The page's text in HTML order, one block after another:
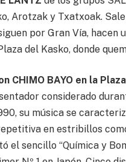
Arotzak y Txatxoak.
por Gran Vía, hacen
del Kasko, donde
CHIMO BAYO en la
considerado
su música se
en estribillos como
el sencillo “Química y